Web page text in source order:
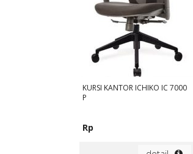
KURSI KANTOR ICHIKO IC 7000
P
Rp